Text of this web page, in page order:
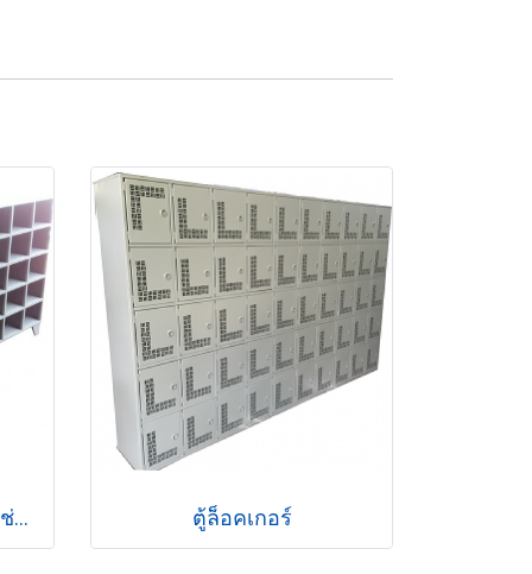
ตู้ใส่เอกสารแบบเหล็ก 40 ช่อง ตู้ล็อคเกอร์